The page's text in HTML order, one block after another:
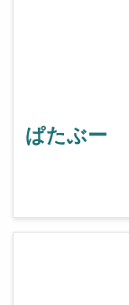
ぱたぶー